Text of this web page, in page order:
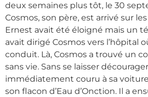
deux semaines plus tôt, le 30
Cosmos, son père, est arrivé sur
Ernest avait été éloigné mais un
avait dirigé Cosmos vers l’hôpital
conduit. Là, Cosmos a trouvé un
sans vie. Sans se laisser
immédiatement couru à sa
son flacon d’Eau d’Onction. Il a